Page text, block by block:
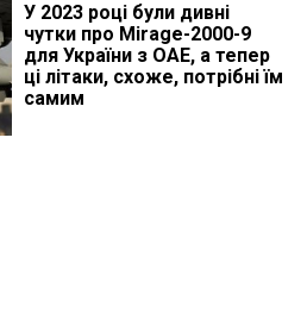
У 2023 році були дивні
чутки про Mirage-2000-9
для України з ОАЕ, а тепер
ці літаки, схоже, потрібні їм
самим